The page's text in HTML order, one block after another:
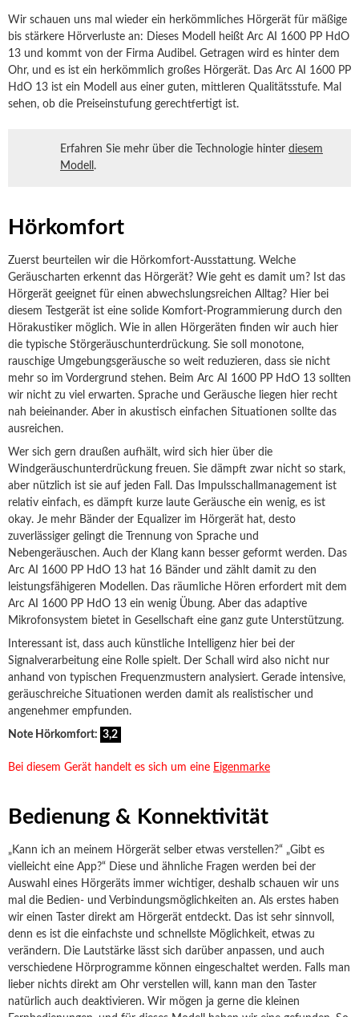
Wir schauen uns mal wieder ein herkömmliches Hörgerät für mäßige
bis stärkere Hörverluste an: Dieses Modell heißt Arc AI 1600 PP HdO
13 und kommt von der Firma Audibel. Getragen wird es hinter dem
Ohr, und es ist ein herkömmlich großes Hörgerät. Das Arc AI 1600 PP
HdO 13 ist ein Modell aus einer guten, mittleren Qualitätsstufe. Mal
sehen, ob die Preiseinstufung gerechtfertigt ist.
Erfahren Sie mehr über die Technologie hinter diesem
Modell .
Hörkomfort
Zuerst beurteilen wir die Hörkomfort-Ausstattung. Welche
Geräuscharten erkennt das Hörgerät? Wie geht es damit um? Ist das
Hörgerät geeignet für einen abwechslungsreichen Alltag? Hier bei
diesem Testgerät ist eine solide Komfort-Programmierung durch den
Hörakustiker möglich. Wie in allen Hörgeräten finden wir auch hier
die typische Störgeräuschunterdrückung. Sie soll monotone,
rauschige Umgebungsgeräusche so weit reduzieren, dass sie nicht
mehr so im Vordergrund stehen. Beim Arc AI 1600 PP HdO 13 sollten
wir nicht zu viel erwarten. Sprache und Geräusche liegen hier recht
nah beieinander. Aber in akustisch einfachen Situationen sollte das
ausreichen.
Wer sich gern draußen aufhält, wird sich hier über die
Windgeräuschunterdrückung freuen. Sie dämpft zwar nicht so stark,
aber nützlich ist sie auf jeden Fall. Das Impulsschallmanagement ist
relativ einfach, es dämpft kurze laute Geräusche ein wenig, es ist
okay. Je mehr Bänder der Equalizer im Hörgerät hat, desto
zuverlässiger gelingt die Trennung von Sprache und
Nebengeräuschen. Auch der Klang kann besser geformt werden. Das
Arc AI 1600 PP HdO 13 hat 16 Bänder und zählt damit zu den
leistungsfähigeren Modellen. Das räumliche Hören erfordert mit dem
Arc AI 1600 PP HdO 13 ein wenig Übung. Aber das adaptive
Mikrofonsystem bietet in Gesellschaft eine ganz gute Unterstützung.
Interessant ist, dass auch künstliche Intelligenz hier bei der
Signalverarbeitung eine Rolle spielt. Der Schall wird also nicht nur
anhand von typischen Frequenzmustern analysiert. Gerade intensive,
geräuschreiche Situationen werden damit als realistischer und
angenehmer empfunden.
Note Hörkomfort: 3,2
Bei diesem Gerät handelt es sich um eine Eigenmarke
Bedienung & Konnektivität
„Kann ich an meinem Hörgerät selber etwas verstellen?“ „Gibt es
vielleicht eine App?“ Diese und ähnliche Fragen werden bei der
Auswahl eines Hörgeräts immer wichtiger, deshalb schauen wir uns
mal die Bedien- und Verbindungsmöglichkeiten an. Als erstes haben
wir einen Taster direkt am Hörgerät entdeckt. Das ist sehr sinnvoll,
denn es ist die einfachste und schnellste Möglichkeit, etwas zu
verändern. Die Lautstärke lässt sich darüber anpassen, und auch
verschiedene Hörprogramme können eingeschaltet werden. Falls man
lieber nichts direkt am Ohr verstellen will, kann man den Taster
natürlich auch deaktivieren. Wir mögen ja gerne die kleinen